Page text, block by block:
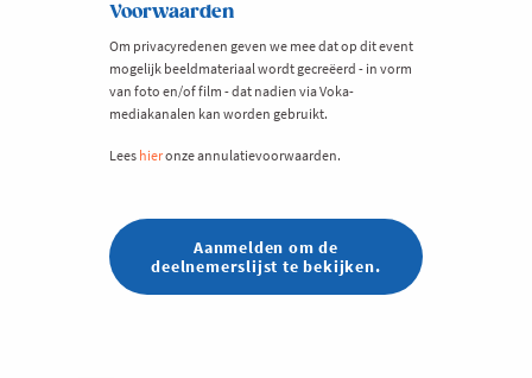
Voorwaarden
Om privacyredenen geven we mee dat op dit event
mogelijk beeldmateriaal wordt gecreëerd - in vorm
van foto en/of film - dat nadien via Voka-
mediakanalen kan worden gebruikt.
Lees hieronze annulatievoorwaarden.
Aanmelden om de
deelnemerslijst te bekijken.